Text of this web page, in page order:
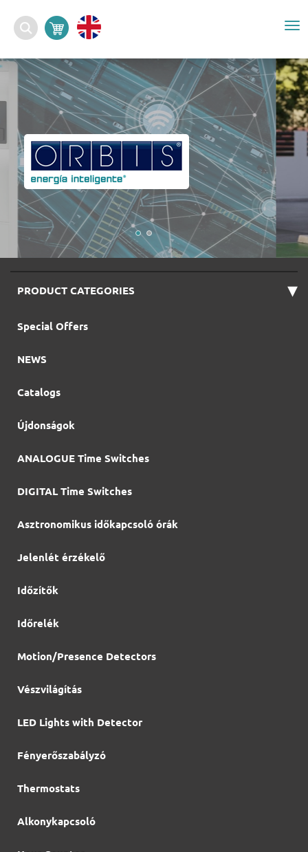
PRODUCT CATEGORIES ▾
Special Offers
NEWS
Catalogs
Újdonságok
ANALOGUE Time Switches
DIGITAL Time Switches
Asztronomikus időkapcsoló órák
Jelenlét érzékelő
Időzítők
Időrelék
Motion/Presence Detectors
Vészvilágítás
LED Lights with Detector
Fényerőszabályzó
Thermostats
Alkonykapcsoló